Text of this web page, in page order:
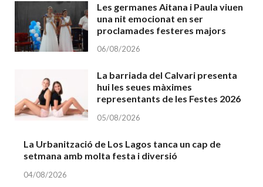
Les germanes Aitana i Paula viuen
una nit emocionat en ser
proclamades festeres majors
06/08/2026
La barriada del Calvari presenta
hui les seues màximes
representants de les Festes 2026
05/08/2026
La Urbanització de Los Lagos tanca un cap de
setmana amb molta festa i diversió
04/08/2026